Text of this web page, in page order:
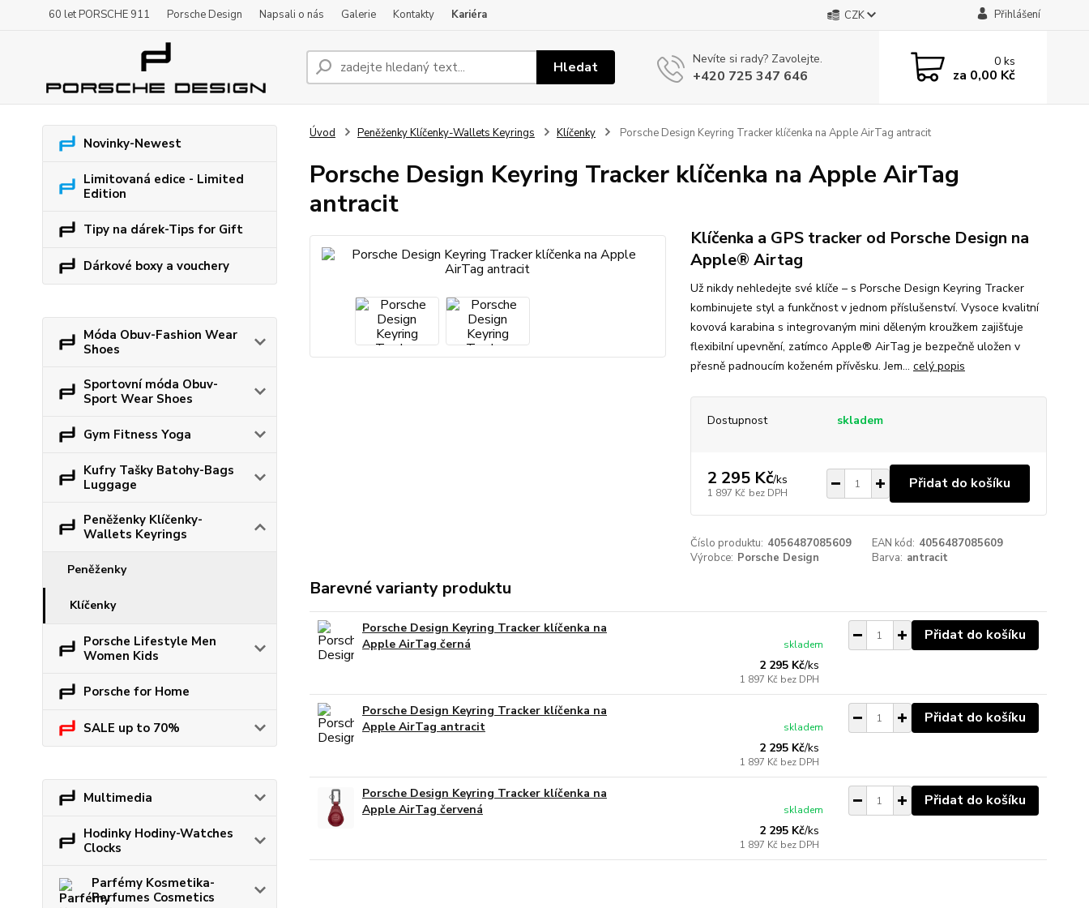
60 let PORSCHE 911 Porsche Design Napsali o nás Galerie Kontakty Kariéra CZK Přihlášení
Hledat Nevíte si rady? Zavolejte.
+420 725 347 646
0ks
za 0,00 Kč
Novinky-Newest
Limitovaná edice - Limited
Edition
Tipy na dárek-Tips for Gift
Dárkové boxy a vouchery
Móda Obuv-Fashion Wear
Shoes
Sportovní móda Obuv-
Sport Wear Shoes
Gym Fitness Yoga
Kufry Tašky Batohy-Bags
Luggage
Peněženky Klíčenky-
Wallets Keyrings
Peněženky
Klíčenky
Porsche Lifestyle Men
Women Kids
Porsche for Home
SALE up to 70%
Multimedia
Hodinky Hodiny-Watches
Clocks
Parfémy Kosmetika-
Perfumes Cosmetics
Úvod Peněženky Klíčenky-Wallets Keyrings Klíčenky Porsche Design Keyring Tracker klíčenka na Apple AirTag antracit
Porsche Design Keyring Tracker klíčenka na Apple AirTag
antracit
Klíčenka a GPS tracker od Porsche Design na
Apple® Airtag
Už nikdy nehledejte své klíče – s Porsche Design Keyring Tracker
kombinujete styl a funkčnost v jednom příslušenství. Vysoce kvalitní
kovová karabina s integrovaným mini děleným kroužkem zajišťuje
flexibilní upevnění, zatímco Apple® AirTag je bezpečně uložen v
přesně padnoucím koženém přívěsku. Jem... celý popis
Dostupnost skladem
2 295 Kč/ks
1 897 Kč bez DPH
Přidat do košíku
Číslo produktu: 4056487085609 EAN kód: 4056487085609
Výrobce: Porsche Design Barva: antracit
Barevné varianty produktu
Porsche Design Keyring Tracker klíčenka na
Apple AirTag černá
2 295 Kč/ks
1 897 Kč bez DPH
skladem
Přidat do košíku
Porsche Design Keyring Tracker klíčenka na
Apple AirTag antracit
2 295 Kč/ks
1 897 Kč bez DPH
skladem
Přidat do košíku
Porsche Design Keyring Tracker klíčenka na
Apple AirTag červená
2 295 Kč/ks
1 897 Kč bez DPH
skladem
Přidat do košíku